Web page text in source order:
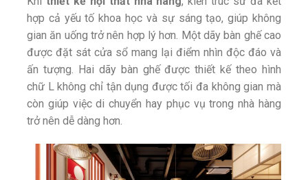
hợp cả yếu tố khoa học và sự sáng tạo, giúp không
gian ăn uống trở nên hợp lý hơn. Một dãy bàn ghế cao
được đặt sát cửa sổ mang lại điểm nhìn độc đáo và
ấn tượng. Hai dãy bàn ghế được thiết kế theo hình
chữ L không chỉ tận dụng được tối đa không gian mà
còn giúp việc di chuyển hay phục vụ trong nhà hàng
trở nên dễ dàng hơn.